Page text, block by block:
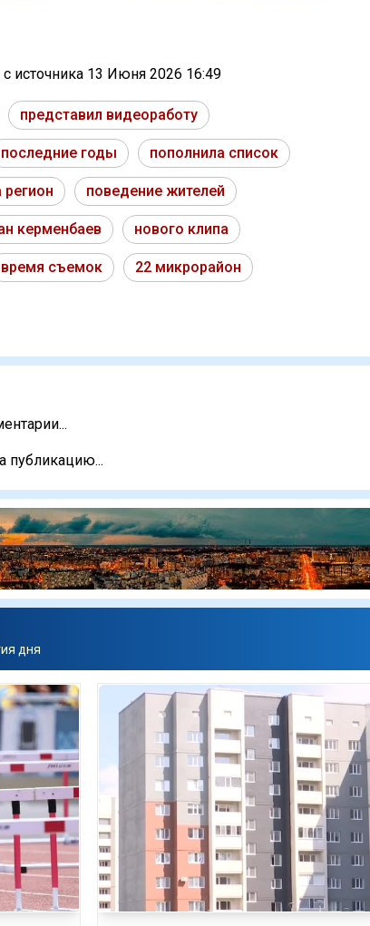
источника 13 Июня 2026 16:49
представил видеоработу
последние годы пополнила список
регион поведение жителей
керменбаев нового клипа
время съемок 22 микрорайон
публикацию...
дня